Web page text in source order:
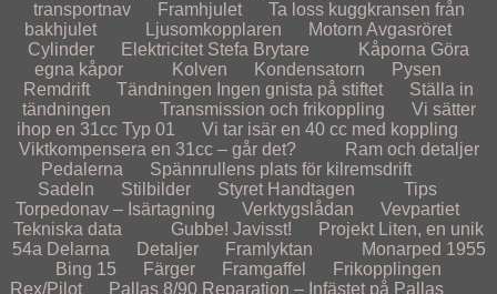
transportnav
Framhjulet
Ta loss kuggkransen från
bakhjulet
Ljusomkopplaren Motorn Avgasröret
Cylinder
Elektricitet Stefa Brytare Kåporna Göra
egna kåpor
Kolven Kondensatorn
Pysen
Remdrift
Tändningen Ingen gnista på stiftet
Ställa in
tändningen
Transmission och frikoppling
Vi sätter
ihop en 31cc Typ 01
Vi tar isär en 40 cc med koppling
Viktkompensera en 31cc – går det?
Ram och detaljer
Pedalerna
Spännrullens plats för kilremsdrift
Sadeln
Stilbilder Styret Handtagen
Tips
Torpedonav – Isärtagning
Verktygslådan
Vevpartiet
Tekniska data
Gubbe! Javisst! Projekt
Liten, en unik
54a Delarna Detaljer Framlyktan
Monarped 1955
Bing 15
Färger Framgaffel
Frikopplingen
Rex/Pilot
Pallas 8/90 Reparation – Infästet på Pallas